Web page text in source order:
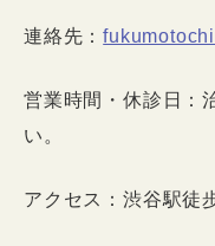
連絡先：
営業時間・休診日：
い。
アクセス：渋谷駅徒